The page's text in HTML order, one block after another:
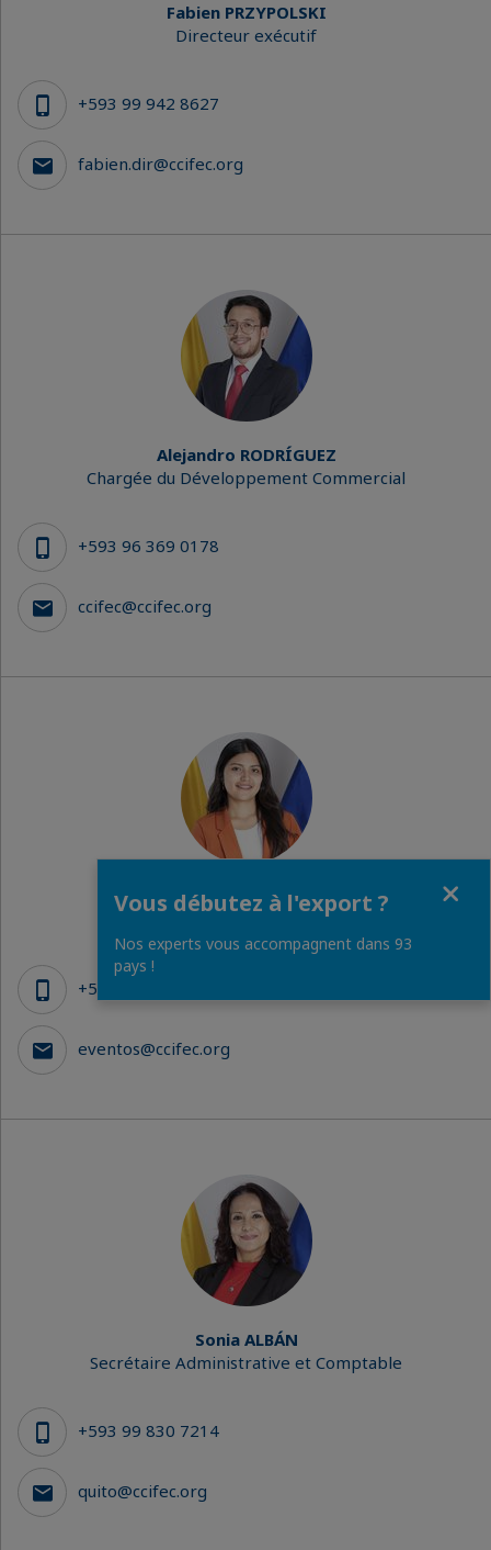
Fabien PRZYPOLSKI
Directeur exécutif
+593 99 942 8627
fabien.dir@ccifec.org
Alejandro RODRÍGUEZ
Chargée du Développement Commercial
+593 96 369 0178
ccifec@ccifec.org
Ariana ARAQUE
Événements et Formations
+593 98 301 2036
eventos@ccifec.org
Sonia ALBÁN
Secrétaire Administrative et Comptable
+593 99 830 7214
quito@ccifec.org
Vous débutez à l'export ?
Nos experts vous accompagnent dans 93
pays !